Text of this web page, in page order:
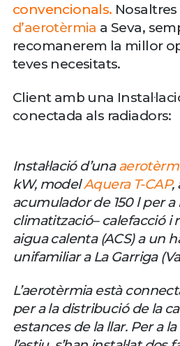
convencionals.
d’aerotèrmia a Seva,
recomanerem la millor
teves necesitats.
Client amb una
conectada als radiadors:
Instal·lació d’una
kW, modelAquera T-CAP,
acumulador de 150 l per
climatització– calefacció i
aigua calenta (ACS) a un
unifamiliar a La Garriga
L’aerotèrmia està
per a la distribució de la
estances de la llar. Per a